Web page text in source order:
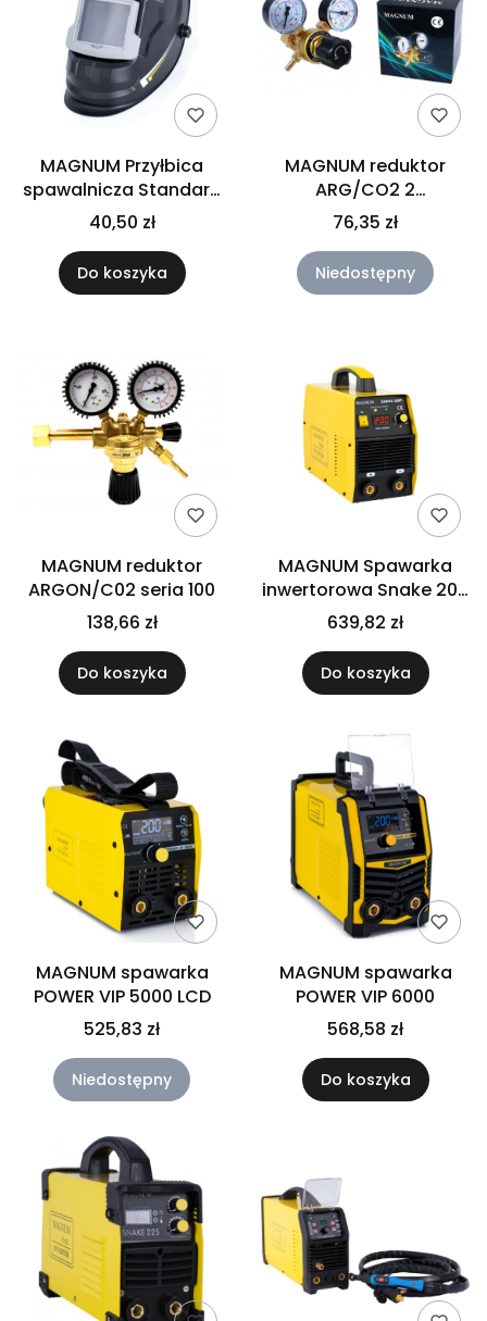
MAGNUM Przyłbica
spawalnicza Standard
STD 110x90 DIN 10
40,50 zł
Do koszyka
MAGNUM reduktor
ARG/CO2 2
manom.seria 50 mini
76,35 zł
Niedostępny
MAGNUM reduktor
ARGON/C02 seria 100
138,66 zł
Do koszyka
MAGNUM Spawarka
inwertorowa Snake 200
IIW 230 V
639,82 zł
Do koszyka
MAGNUM spawarka
POWER VIP 5000 LCD
525,83 zł
Niedostępny
MAGNUM spawarka
POWER VIP 6000
568,58 zł
Do koszyka